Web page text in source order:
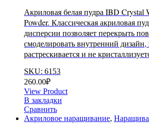
Акриловая белая пудра IBD Crystal
Powder. Классическая акриловая
дисперсии позволяет перекрыть
смоделировать внутренний дизайн,
растрескивается и не
SKU: 6153
260.00₽
View Product
В закладки
Сравнить
Акриловое наращивание,